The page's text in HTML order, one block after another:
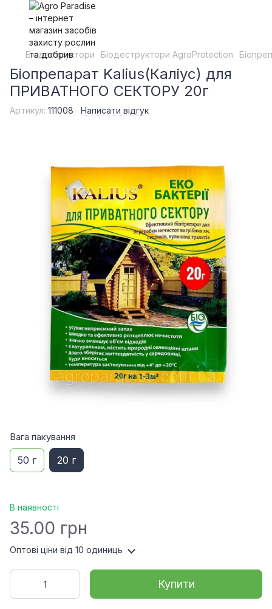
Біодеструктори Біодеструктори AgroProtection
Біопрепарат Kalius(Каліус) для
ПРИВАТНОГО СЕКТОРУ 20г
Артикул: 111008 Написати відгук
Вага пакування
50 г 20 г
В наявності
35.00 грн
Оптові ціни від 10 одиниць
Купити